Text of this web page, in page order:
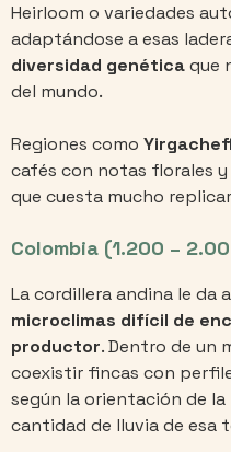
Heirloom o variedades
adaptándose a esas
diversidad genéticaque
del mundo.
Regiones como
cafés con notas florales
que cuesta mucho
Colombia (1.200 –
La cordillera andina le da
microclimas difícil de
productor. Dentro de un
coexistir fincas con
según la orientación de
cantidad de lluvia de esa